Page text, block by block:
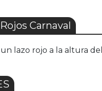
Carnaval
lazo rojo a la altura